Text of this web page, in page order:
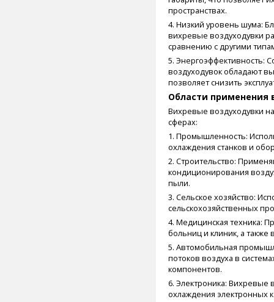
пространствах.
4. Низкий уровень шума:
вихревые воздуходувки
сравнению с другими
5. Энергоэффективность:
воздуходувок обладают
позволяет снизить
Области применения
Вихревые воздуходувки
сферах:
1. Промышленность:
охлаждения станков и
2. Строительство:
кондиционирования
пыли.
3. Сельское хозяйство:
сельскохозяйственных
4. Медицинская техника:
больниц и клиник, а также
5. Автомобильная
потоков воздуха в
компонентов.
6. Электроника: Вихревые
охлаждения электронных